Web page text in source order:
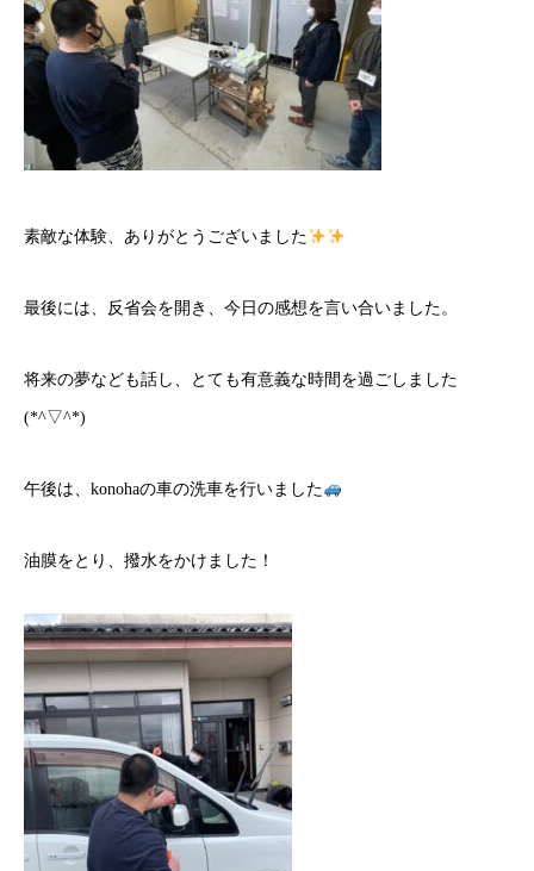
素敵な体験、ありがとうございました
最後には、反省会を開き、今日の感想を言い合いました。
将来の夢なども話し、とても有意義な時間を過ごしました
(*^▽^*)
午後は、konohaの車の洗車を行いました
油膜をとり、撥水をかけました！